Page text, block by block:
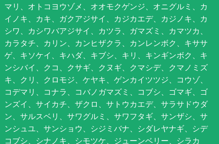
マリ、オトコヨウゾメ、オオモクゲンジ、オニグルミ、カ
イノキ、カキ、ガクアジサイ、カジカエデ、カジノキ、カ
シワ、カシワバアジサイ、カツラ、ガマズミ、カマツカ、
カラタチ、カリン、カンヒザクラ、カンレンボク、キササ
ゲ、キソケイ、キハダ、キブシ、キリ、キンギンボク、キ
ンシバイ、クコ、クサギ、クヌギ、クマシデ、クマノミズ
キ、クリ、クロモジ、ケヤキ、ゲンカイツツジ、コウゾ、
コデマリ、コナラ、コバノガマズミ、コブシ、ゴマギ、ゴ
ンズイ、サイカチ、ザクロ、サトウカエデ、サラサドウダ
ン、サルスベリ、サワグルミ、サワフタギ、サンザシ、サ
ンシュユ、サンショウ、シジミバナ、シダレヤナギ、シデ
コブシ、シナノキ、シモツケ、ジューンベリー、シラカ